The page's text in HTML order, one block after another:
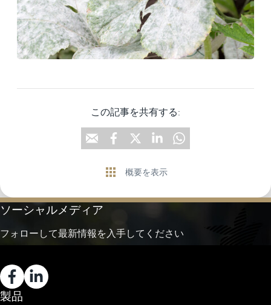
この記事を共有する:
概要を表示
ソーシャルメディア
フォローして最新情報を入手してください
製品